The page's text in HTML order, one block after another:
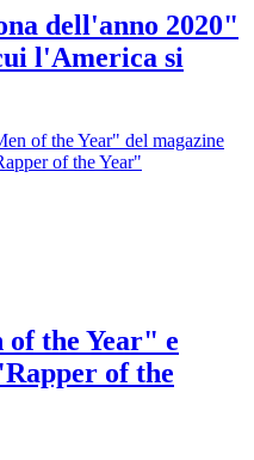
dell'anno 2020"
l'America si
of the Year" del magazine
of the Year"
of the Year" e
of the